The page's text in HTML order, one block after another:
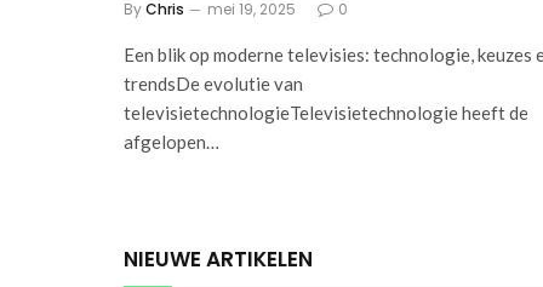
ByChris mei 19, 2025 0
Een blik op moderne televisies: technologie, keuzes
trendsDe evolutie van
televisietechnologieTelevisietechnologie heeft de
afgelopen…
NIEUWE ARTIKELEN